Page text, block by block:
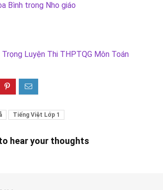
Bình trong Nho giáo
Trọng Luyện Thi THPTQG Môn Toán
Tiếng Việt Lớp 1
hear your thoughts